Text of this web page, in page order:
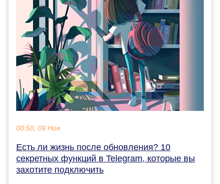
00:50, 09 Ноя
Есть ли жизнь после обновления? 10
секретных функций в Telegram, которые вы
захотите подключить